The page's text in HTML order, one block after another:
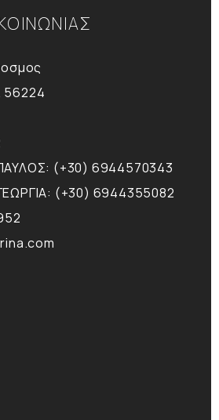
56224
(+30) 6944570343
(+30) 6944355082